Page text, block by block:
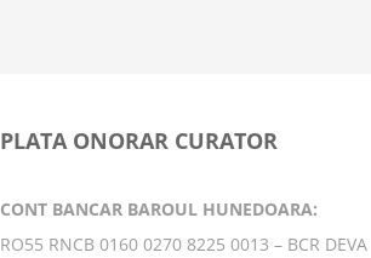
PLATA ONORAR CURATOR
CONT BANCAR BAROUL HUNEDOARA:
RO55 RNCB 0160 0270 8225 0013 – BCR DEVA